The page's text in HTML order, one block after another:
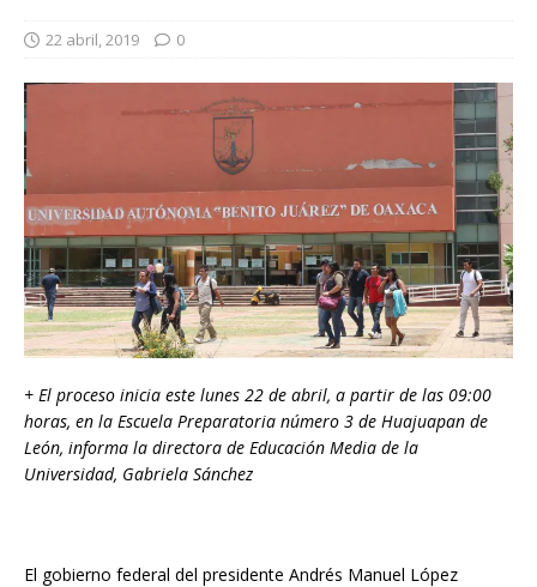
22 abril, 2019 0
+ El proceso inicia este lunes 22 de abril, a partir de las 09:00
horas, en la Escuela Preparatoria número 3 de Huajuapan de
León, informa la directora de Educación Media de la
Universidad, Gabriela Sánchez
El gobierno federal del presidente Andrés Manuel López